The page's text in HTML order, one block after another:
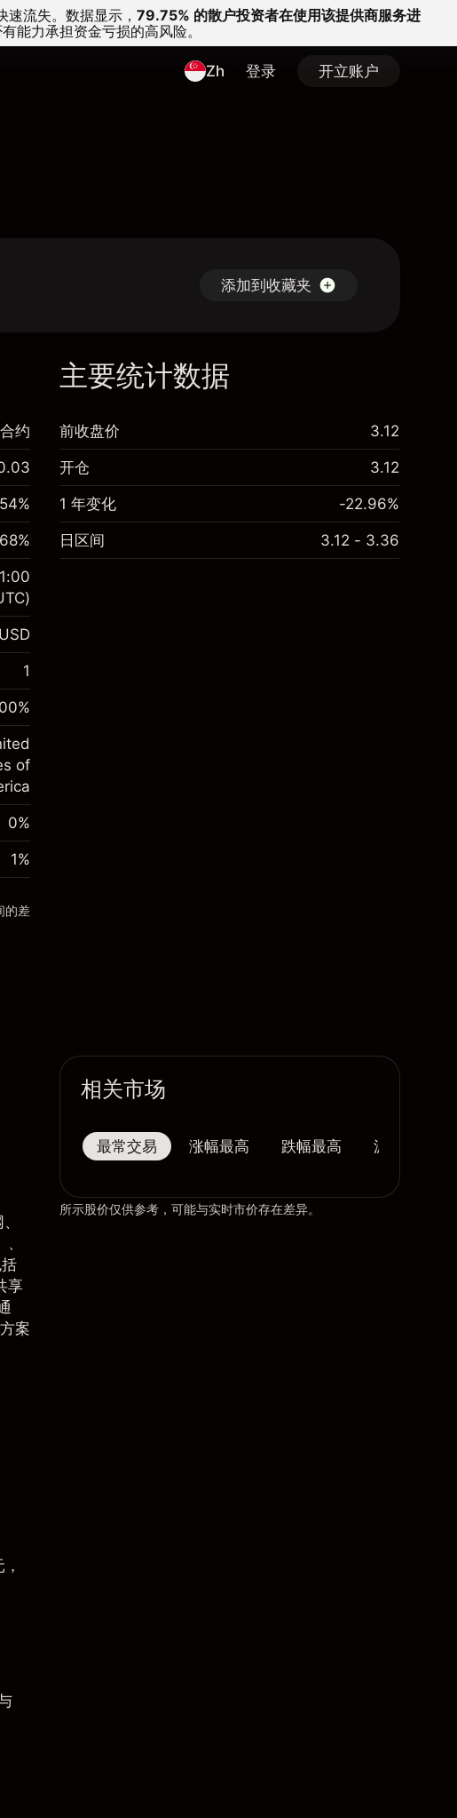
流失。 数据显示， 79.75% 的散户投资者在使用该提供商服务进
能力承担资金亏损的高风险。
Zh 登录 开立账户
添加到收藏夹
约
(-$4.31)
%
(-$0.14)
%
USD
1
%
of
0%
1%
的差
主要统计数据
前收盘价 3.12
开仓 3.12
1 年变化 -22.96%
日区间 3.12 - 3.36
享
案
相关市场
最常交易 涨幅最高 跌幅最高 波幅最大
所示股价仅供参考，可能与实时市价存在差异。